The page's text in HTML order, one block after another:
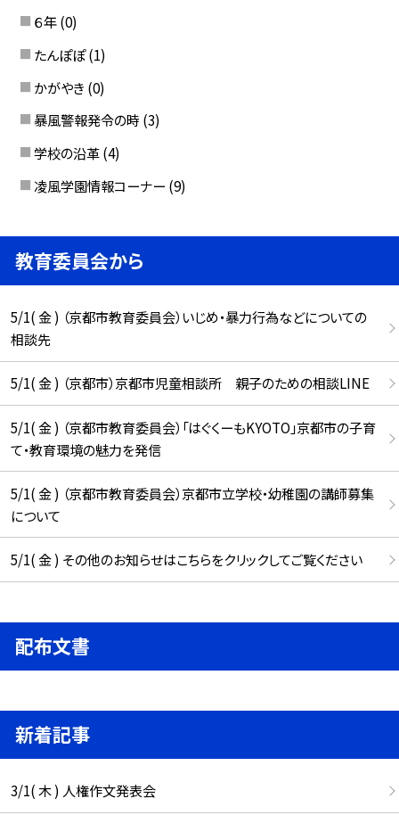
６年 (0)
たんぽぽ (1)
かがやき (0)
暴風警報発令の時 (3)
学校の沿革 (4)
凌風学園情報コーナー (9)
教育委員会から
5/1( 金 ) （京都市教育委員会）いじめ・暴力行為などについての
相談先
5/1( 金 ) （京都市）京都市児童相談所 親子のための相談LINE
5/1( 金 ) （京都市教育委員会）「はぐくーもKYOTO」京都市の子育
て・教育環境の魅力を発信
5/1( 金 ) （京都市教育委員会）京都市立学校・幼稚園の講師募集
について
5/1( 金 ) その他のお知らせはこちらをクリックしてご覧ください
配布文書
新着記事
3/1( 木 ) 人権作文発表会